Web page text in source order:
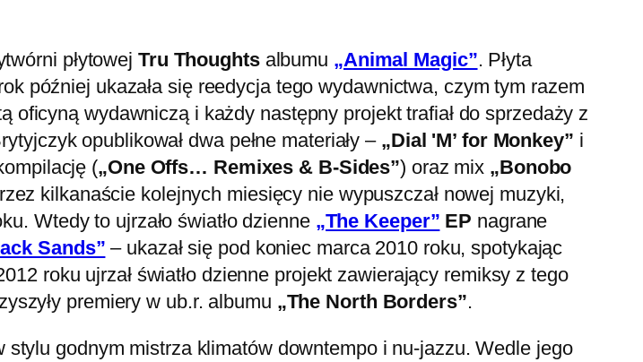
płytowej Tru Thoughtsalbumu „Animal Magic”. Płyta
później ukazała się reedycja tego wydawnictwa, czym tym razem
oficyną wydawniczą i każdy następny projekt trafiał do sprzedaży z
opublikował dwa pełne materiały – „Dial 'M’ for Monkey” i
(„One Offs… Remixes & B-Sides”) oraz mix „Bonobo
kilkanaście kolejnych miesięcy nie wypuszczał nowej muzyki,
Wtedy to ujrzało światło dzienne „The Keeper” EP nagrane
Sands” – ukazał się pod koniec marca 2010 roku, spotykając
roku ujrzał światło dzienne projekt zawierający remiksy z tego
premiery w ub.r. albumu „The North Borders”.
stylu godnym mistrza klimatów downtempo i nu-jazzu. Wedle jego